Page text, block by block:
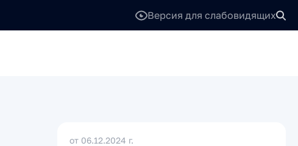
Версия для слабовидящих
от 06.12.2024 г.